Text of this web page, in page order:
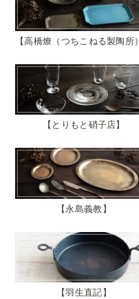
高橋燎（つちこねる製陶所）
とりもと硝子店
永島義教
羽生直記